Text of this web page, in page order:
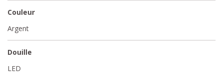
Couleur
Argent
Douille
LED